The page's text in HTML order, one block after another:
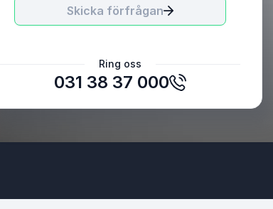
Skicka förfrågan
Ring oss
031 38 37 000
Kontaktcenter, Karlstads Kommun